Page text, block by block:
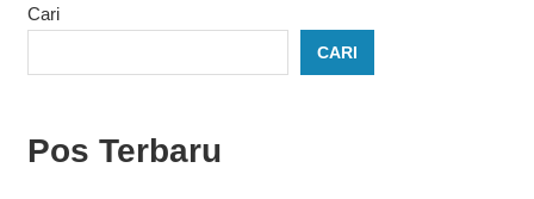
Cari
CARI
Pos Terbaru